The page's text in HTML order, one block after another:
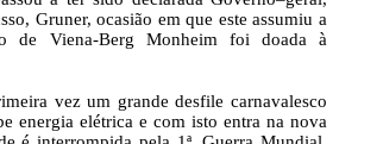
Gruner, ocasião em que este assumiu a
de Viena-Berg Monheim foi doada à
vez um grande desfile carnavalesco
energia elétrica e com isto entra na nova